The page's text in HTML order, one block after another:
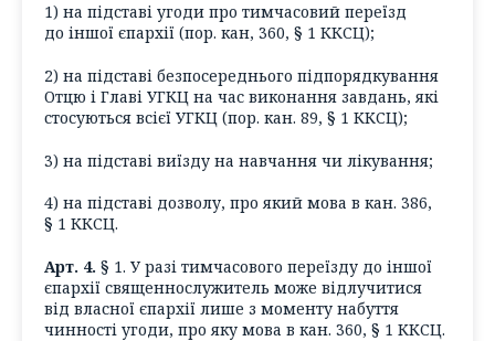
1) на підставі угоди про тимчасовий переїзд
до іншої єпархії (пор. кан, 360, § 1 ККСЦ);
2) на підставі безпосереднього підпорядкування
Отцю і Главі УГКЦ на час виконання завдань, які
стосуються всієї УГКЦ (пор. кан. 89, § 1 ККСЦ);
3) на підставі виїзду на навчання чи лікування;
4) на підставі дозволу, про який мова в кан. 386,
§ 1 ККСЦ.
Арт. 4. § 1. У разі тимчасового переїзду до іншої
єпархії священнослужитель може відлучитися
від власної єпархії лише з моменту набуття
чинності угоди, про яку мова в кан. 360, § 1 ККСЦ.